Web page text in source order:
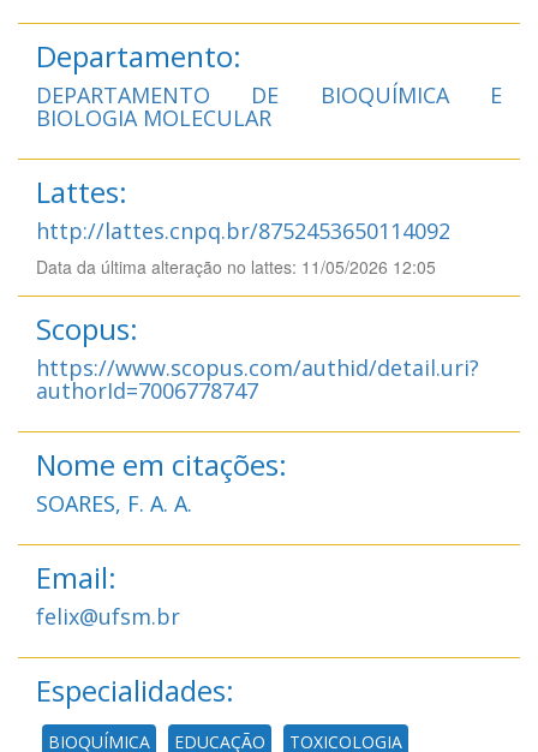
Departamento:
DEPARTAMENTO DE BIOQUÍMICA E
BIOLOGIA MOLECULAR
Lattes:
http://lattes.cnpq.br/8752453650114092
Data da última alteração no lattes: 11/05/2026 12:05
Scopus:
https://www.scopus.com/authid/detail.uri?
authorId=7006778747
Nome em citações:
SOARES, F. A. A.
Email:
felix@ufsm.br
Especialidades:
BIOQUÍMICA EDUCAÇÃO TOXICOLOGIA